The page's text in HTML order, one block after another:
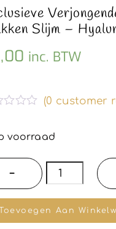
Slijm –
inc. BTW
(0 customer
voorraad
−
Exclusieve
verjongende
vloeibare
Toevoegen Aan